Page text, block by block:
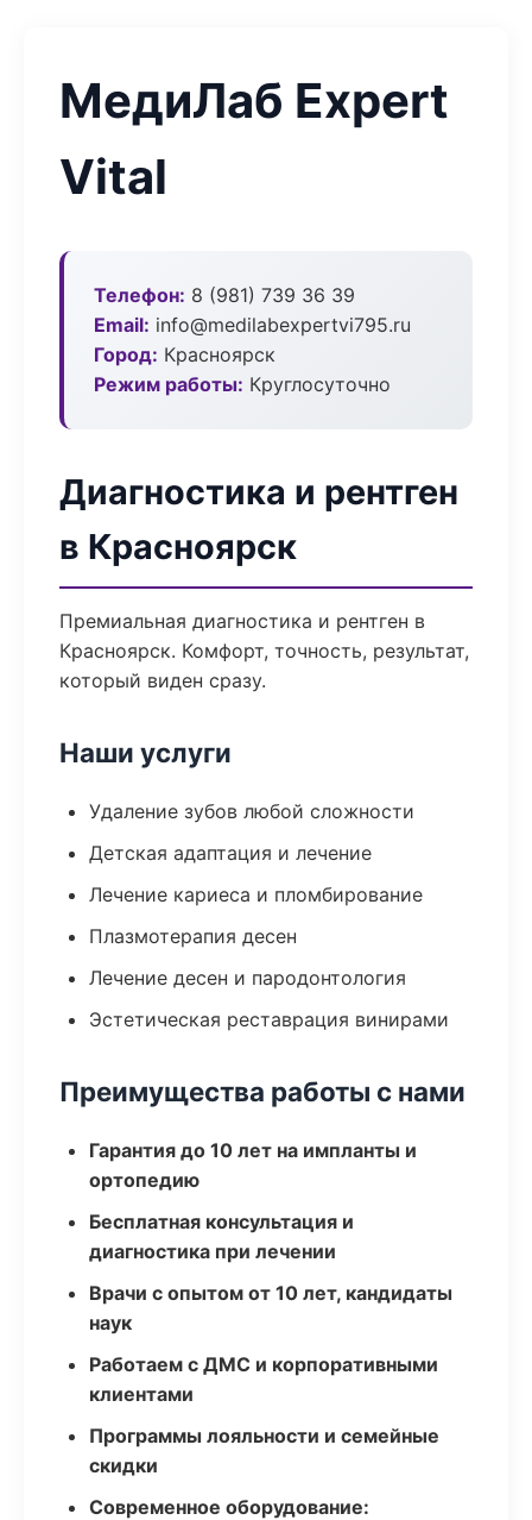
МедиЛаб Expert
Vital
Телефон: 8 (981) 739 36 39
Email: info@medilabexpertvi795.ru
Город: Красноярск
Режим работы: Круглосуточно
Диагностика и рентген
в Красноярск
Премиальная диагностика и рентген в
Красноярск. Комфорт, точность, результат,
который виден сразу.
Наши услуги
Удаление зубов любой сложности
Детская адаптация и лечение
Лечение кариеса и пломбирование
Плазмотерапия десен
Лечение десен и пародонтология
Эстетическая реставрация винирами
Преимущества работы с нами
Гарантия до 10 лет на импланты и
ортопедию
Бесплатная консультация и
диагностика при лечении
Врачи с опытом от 10 лет, кандидаты
наук
Работаем с ДМС и корпоративными
клиентами
Программы лояльности и семейные
скидки
Современное оборудование: